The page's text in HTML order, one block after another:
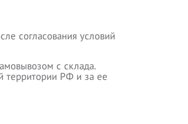
согласования условий
с склада.
территории РФ и за ее